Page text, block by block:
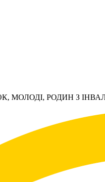
МОЛОДІ, РОДИН З